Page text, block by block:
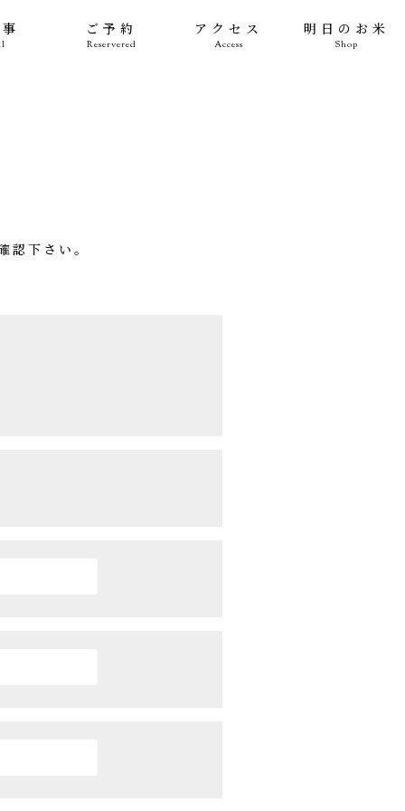
ご予約
Reservered
アクセス
Access
明日のお米
Shop
認下さい。